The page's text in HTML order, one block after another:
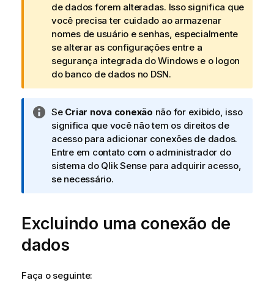
a
d
e
a
d
v
e
t
ê
n
c
i
a
de dados forem alteradas. Isso significa que
você precisa ter cuidado ao armazenar
nomes de usuário e senhas, especialmente
se alterar as configurações entre a
segurança integrada do Windows e o logon
do banco de dados no DSN.
N
o
t
a
i
n
r
m
a
i
Se Criar nova conexão não for exibido, isso
significa que você não tem os direitos de
acesso para adicionar conexões de dados.
Entre em contato com o administrador do
sistema do Qlik Sensepara adquirir acesso,
se necessário.
Excluindo uma conexão de
dados
Faça o seguinte: